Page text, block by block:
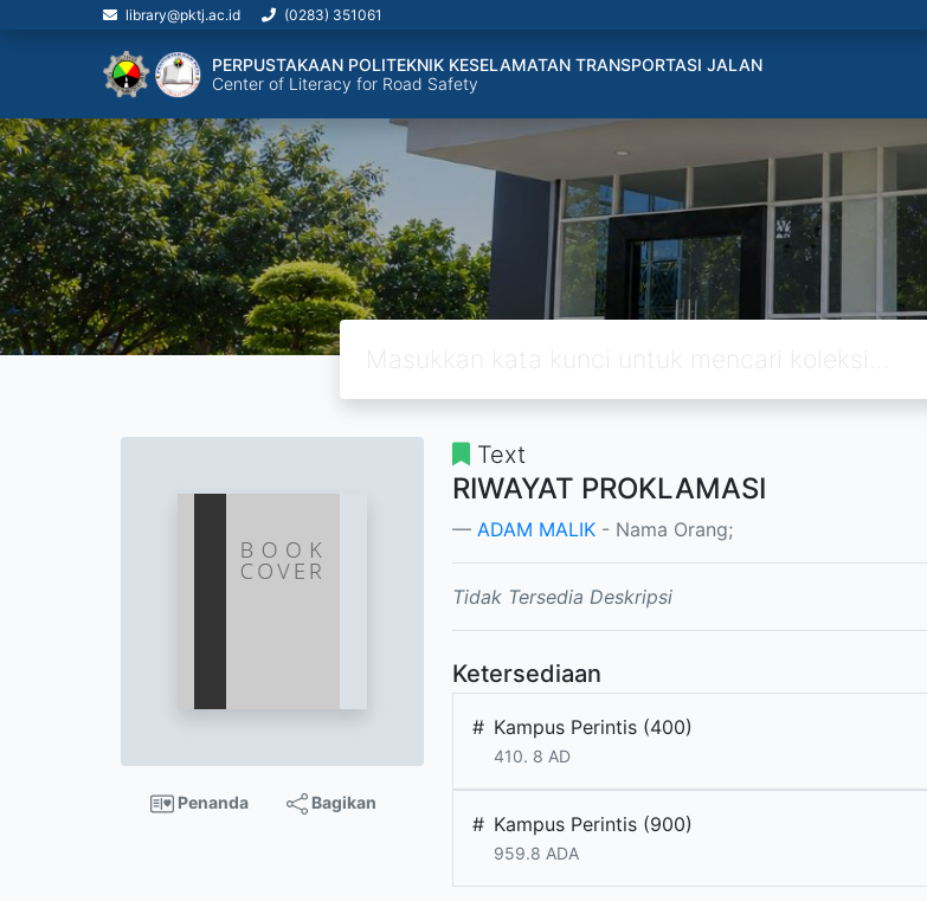
library@pktj.ac.id (0283) 351061
PERPUSTAKAAN POLITEKNIK KESELAMATAN TRANSPORTASI JALAN
Center of Literacy for Road Safety
Penanda Bagikan
Text
RIWAYAT PROKLAMASI
ADAM MALIK - Nama Orang;
Tidak Tersedia Deskripsi
Ketersediaan
# Kampus Perintis (400)
410. 8 AD
# Kampus Perintis (900)
959.8 ADA